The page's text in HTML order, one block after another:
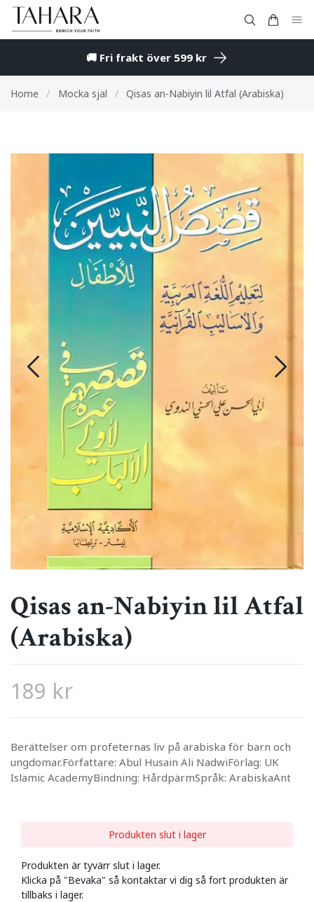
🚚 Fri frakt över 599 kr
Home / Mocka sjal / Qisas an-Nabiyin lil Atfal (Arabiska)
Qisas an-Nabiyin lil Atfal
(Arabiska)
189 kr
Berättelser om profeternas liv på arabiska för barn och
ungdomar.Författare: Abul Husain Ali NadwiFörlag: UK
Islamic AcademyBindning: HårdpärmSpråk: ArabiskaAnt
Produkten slut i lager
Produkten är tyvärr slut i lager.
Klicka på "Bevaka" så kontaktar vi dig så fort produkten är
tillbaks i lager.